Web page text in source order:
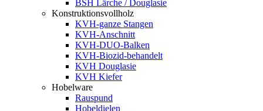
BSH Lärche / Douglasie
Konstruktionsvollholz
KVH-ganze Stangen
KVH-Anschnitt
KVH-DUO-Balken
KVH-Biozid-behandelt
KVH Douglasie
KVH Kiefer
Hobelware
Rauspund
Hobeldielen